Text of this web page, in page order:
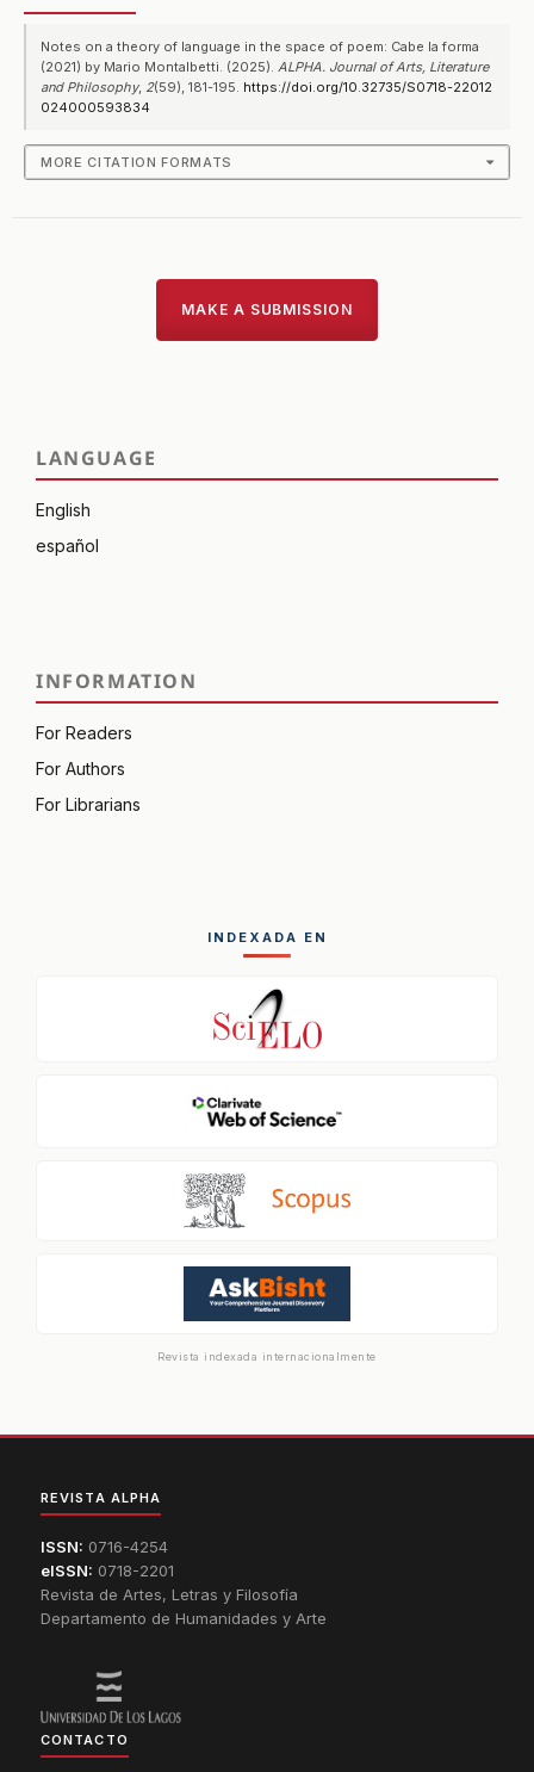
Notes on a theory of language in the space of poem: Cabe la forma
(2021) by Mario Montalbetti. (2025).ALPHA. Journal of Arts, Literature
and Philosophy, 2(59), 181-195. https://doi.org/10.32735/S0718-22012
024000593834
MORE CITATION FORMATS
MAKE A SUBMISSION
LANGUAGE
English
español
INFORMATION
For Readers
For Authors
For Librarians
INDEXADA EN
Revista indexada internacionalmente
REVISTA ALPHA
ISSN: 0716-4254
eISSN: 0718-2201
Revista de Artes, Letras y Filosofía
Departamento de Humanidades y Arte
CONTACTO